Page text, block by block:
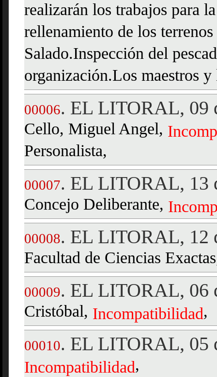
realizarán los trabajos para
rellenamiento de los
Salado.Inspección del
organización.Los maestros
00006. EL LITORAL, 09
Cello, Miguel Angel,
Personalista,
00007. EL LITORAL, 13
Concejo Deliberante,
00008. EL LITORAL, 12
Facultad de Ciencias
00009. EL LITORAL, 06
Cristóbal, Incompatibilidad,
00010. EL LITORAL, 05
Incompatibilidad,